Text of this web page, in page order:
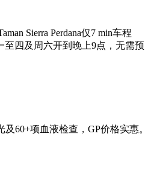
Sierra Perdana仅7 min车程
四及周六开到晚上9点，无需预
60+项血液检查，GP价格实惠。